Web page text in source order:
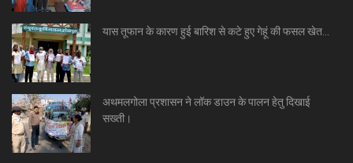
यास तूफान के कारण हुई बारिश से कटे हुए गेहूं की फसल खेत...
अथमलगोला प्रशासन ने लॉक डाउन के पालन हेतु दिखाई
सख्ती।